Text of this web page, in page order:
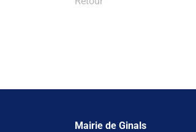
Mairie de Ginals